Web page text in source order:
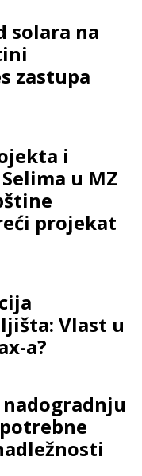
solara na
zastupa
i
u MZ
projekat
Vlast u
a?